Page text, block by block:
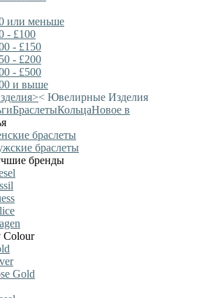
или меньше
- £100
- £150
- £200
- £500
и выше
>< Ювелирные Изделия
БраслетыКольцаНовое в
браслеты
браслеты
бренды
Colour
Gold